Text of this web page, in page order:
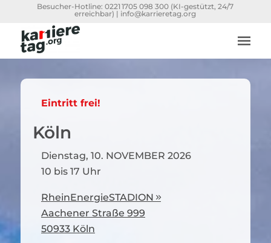
Besucher-Hotline:0221 1705 098 300 (KI-gestützt, 24/7
erreichbar) | info@karrieretag.org
Eintritt frei!
Köln
Dienstag, 10. NOVEMBER 2026
10 bis 17 Uhr
RheinEnergieSTADION 
Aachener Straße 999
50933 Köln